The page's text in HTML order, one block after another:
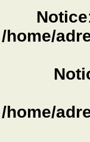
Notice
/home/
/home/